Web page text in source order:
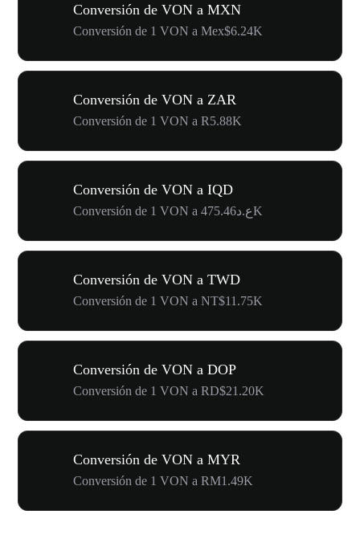
Conversión de VON a MXN
Conversión de 1 VON a Mex$6.24K
Conversión de VON a ZAR
Conversión de 1 VON a R5.88K
Conversión de VON a IQD
Conversión de 1 VON a ع.د475.46K
Conversión de VON a TWD
Conversión de 1 VON a NT$11.75K
Conversión de VON a DOP
Conversión de 1 VON a RD$21.20K
Conversión de VON a MYR
Conversión de 1 VON a RM1.49K